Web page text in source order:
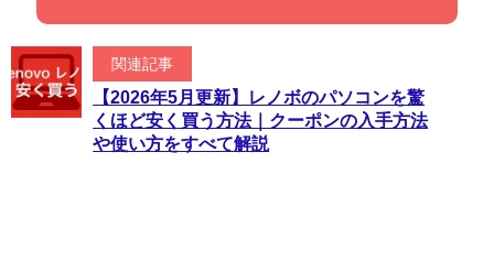
関連記事
【2026年5月更新】レノボのパソコンを驚
くほど安く買う方法｜クーポンの入手方法
や使い方をすべて解説